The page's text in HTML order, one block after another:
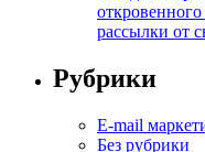
рассылки от
Рубрики
E-mail
Без рубрики